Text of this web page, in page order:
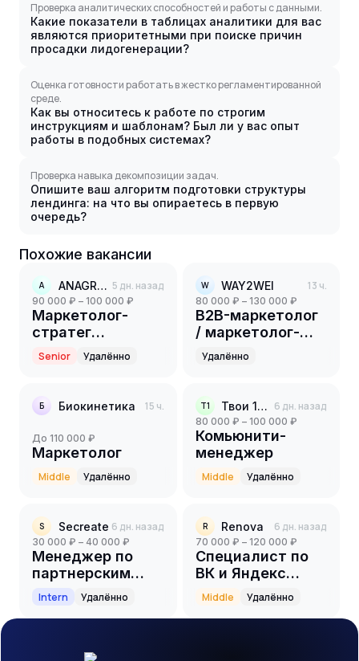
Проверка аналитических способностей и работы с данными.
Какие показатели в таблицах аналитики для вас
являются приоритетными при поиске причин
просадки лидогенерации?
Оценка готовности работать в жестко регламентированной
среде.
Как вы относитесь к работе по строгим
инструкциям и шаблонам? Был ли у вас опыт
работы в подобных системах?
Проверка навыка декомпозиции задач.
Опишите ваш алгоритм подготовки структуры
лендинга: на что вы опираетесь в первую
очередь?
Похожие вакансии
A ANAGRAN 5 дн. назад
90 000 ₽ – 100 000 ₽
Маркетолог-
стратег
партнёрского
направления
Senior Удалённо
W WAY2WEI 13 ч.
80 000 ₽ – 130 000 ₽
B2B-маркетолог
/ маркетолог-
универсал
Удалённо
Б Биокинетика 15 ч.
до 110 000 ₽
Маркетолог
Middle Удалённо
Т1 Твои 10 соток 6 дн. назад
80 000 ₽ – 100 000 ₽
Комьюнити-
менеджер
Middle Удалённо
S Secreate 6 дн. назад
30 000 ₽ – 40 000 ₽
Менеджер по
партнерским
программам
(стажер)
Intern Удалённо
R Renova 6 дн. назад
70 000 ₽ – 120 000 ₽
Специалист по
ВК и Яндекс
Директ
Middle Удалённо